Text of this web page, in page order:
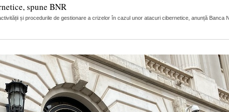
spune BNR
și procedurile de gestionare a crizelor în cazul unor atacuri cibernetice, anunță Banca